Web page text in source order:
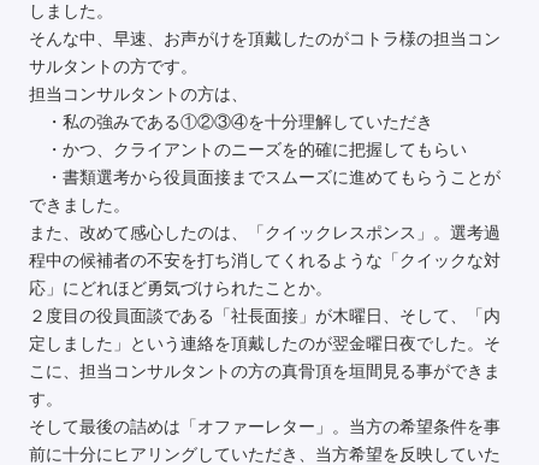
しました。
そんな中、早速、お声がけを頂戴したのがコトラ様の担当コン
サルタントの方です。
担当コンサルタントの方は、
・私の強みである①②③④を十分理解していただき
・かつ、クライアントのニーズを的確に把握してもらい
・書類選考から役員面接までスムーズに進めてもらうことが
できました。
また、改めて感心したのは、「クイックレスポンス」。選考過
程中の候補者の不安を打ち消してくれるような「クイックな対
応」にどれほど勇気づけられたことか。
２度目の役員面談である「社長面接」が木曜日、そして、「内
定しました」という連絡を頂戴したのが翌金曜日夜でした。そ
こに、担当コンサルタントの方の真骨頂を垣間見る事ができま
す。
そして最後の詰めは「オファーレター」。当方の希望条件を事
前に十分にヒアリングしていただき、当方希望を反映していた